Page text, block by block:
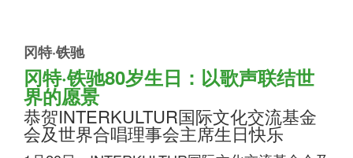
冈特·铁驰
冈特·铁驰80岁生日：以歌声联结世
界的愿景
恭贺INTERKULTUR国际文化交流基金
会及世界合唱理事会主席生日快乐